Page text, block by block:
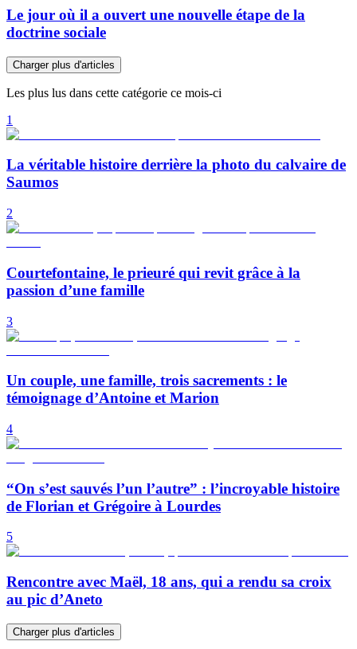
Le jour où il a ouvert une nouvelle étape de la
doctrine sociale
Charger plus d'articles
Les plus lus dans cette catégorie ce mois-ci
1
La véritable histoire derrière la photo du calvaire de
Saumos
2
Courtefontaine, le prieuré qui revit grâce à la
passion d’une famille
3
Un couple, une famille, trois sacrements : le
témoignage d’Antoine et Marion
4
“On s’est sauvés l’un l’autre” : l’incroyable histoire
de Florian et Grégoire à Lourdes
5
Rencontre avec Maël, 18 ans, qui a rendu sa croix
au pic d’Aneto
Charger plus d'articles